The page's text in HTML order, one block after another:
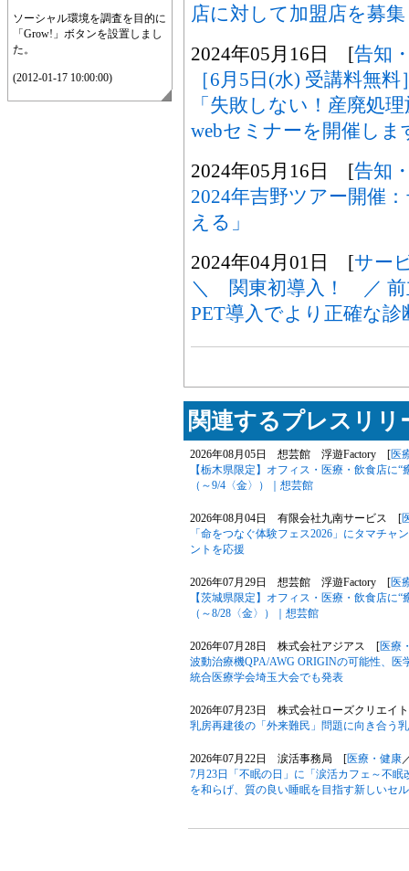
ソーシャル環境を調査を目的に
「Grow!」ボタンを設置しまし
た。
(2012-01-17 10:00:00)
店に対して加盟店を募集
2024年05月16日 [告知
［6月5日(水) 受講料無
「失敗しない！産廃処
webセミナーを開催しま
2024年05月16日 [告知
2024年吉野ツアー開催
える」
2024年04月01日 [サー
＼ 関東初導入！ ／ 前
PET導入でより正確な診
関連するプレスリリ
2026年08月05日 想芸館 浮遊Factory [医
【栃木県限定】オフィス・医療・飲食店に
（～9/4〈金〉）｜想芸館
2026年08月04日 有限会社九南サービス [
「命をつなぐ体験フェス2026」にタマチ
ントを応援
2026年07月29日 想芸館 浮遊Factory [医
【茨城県限定】オフィス・医療・飲食店に
（～8/28〈金〉）｜想芸館
2026年07月28日 株式会社アジアス [医療
波動治療機QPA/AWG ORIGINの可能性、
統合医療学会埼玉大会でも発表
2026年07月23日 株式会社ローズクリエイ
乳房再建後の「外来難民」問題に向き合う
2026年07月22日 涙活事務局 [医療・健康
7月23日「不眠の日」に「涙活カフェ～不
を和らげ、質の良い睡眠を目指す新しいセ